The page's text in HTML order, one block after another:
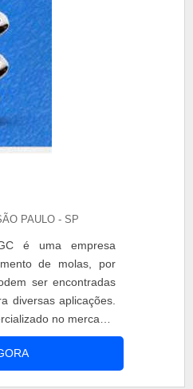
PAULO - SP
de molas, por
ser encontradas
diversas aplicações.
no mercado,
função de absorver
controlar a altura e
e equilíbrio da